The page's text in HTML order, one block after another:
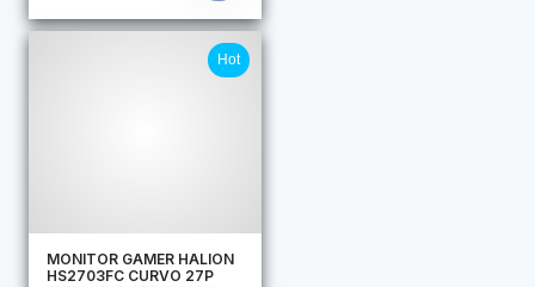
Hot
MONITOR GAMER HALION
HS2703FC CURVO 27P